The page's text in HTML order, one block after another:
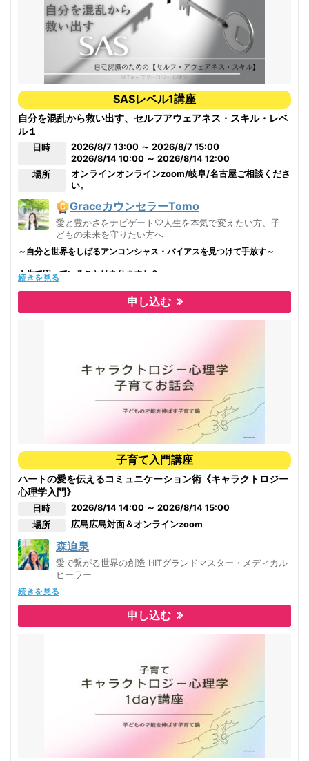
《セット講座内容》
・バウンダリーの概念について
・自分の内側にバウンダリーを引く(セット)
・個性化について
・両親との関係における影響
・バウンダリー体感ワーク
《ドロー講座内容》
・外側の世界のバウンダリーについて
・内面世界と外面世界の概念
・権威とパワー
・バウンダリー体感ワーク
・キャラクトロジー別バウンダリー
私自身マゾキストが強くバウンダリーを引くのが難しいタイプです。
マゾキストがバウンダリーが引けるようになったら世界(現実)はどう変わ
るのか？を体感したいと思い日々練習してますが、内側が整ってくるにつ
れて自分自身が平和になってきているのを実感しています。
子ども時代の親の在り方、言動、家庭環境やその中での自分の役割、そう
いったものが正しいと誤解し、バウンダリーの概念や引き方を知らなかっ
た、、につきると思っています。
お母さんが引けるようになると、お子さんは自然に引けるようになりま
す。お母さんにもぜひ知っていただきたいです。
(スケジュールのご希望のある方は、お問い合わせくださいね）お問い合
◆バウンダリーマスター養成講座
SASレベル1講座
自分を混乱から救い出す、セルフアウェアネス・スキル・レベ
ル１
日時
2026/8/7 13:00 ～ 2026/8/7 15:00
2026/8/14 10:00 ～ 2026/8/14 12:00
場所
オンラインオンラインzoom/岐阜/名古屋ご相談くださ
い。
GraceカウンセラーTomo
愛と豊かさをナビゲート♡人生を本気で変えたい方、子
どもの未来を守りたい方へ
～自分と世界をしばるアンコンシャス・バイアスを見つけて手放す～
人生で困っていることはありますか？
現実で問題となっていることはありますか？
いつも思考でぐるぐるしている自分を
そこにあるキーワードは「イメージ」そして「信念体系」です。
今までは、自分の内側のイメージ、思い込みに気づいていくのに
何年も何十年もの時間を必要とし、たとえそれらを見つけて解消したとし
真の根元となる信念体系のところまで解消させることができず、
また同じパターンを繰り返すということが分かってきています。
この「セルフアウェアネススキル-SAS-」は５次元のスキルともいわ
れ、
誰でも簡単に「本当の信念体系」を導き出して、
ネガティブな現実創造を固定化していたイメージの磁場を解消していくこ
とができ、
的なスキルです。
★total 6時間の講座です。
二日目以降はお申し込み時に相談して決めましょう。
続きを見る
申し込む
子育て入門講座
ハートの愛を伝えるコミュニケーション術《キャラクトロジー
心理学入門》
日時
2026/8/14 14:00 ～ 2026/8/14 15:00
場所
広島広島対面＆オンラインzoom
森迫泉
愛で繋がる世界の創造 HITグランドマスター・メディカル
ヒーラー
続きを見る
申し込む